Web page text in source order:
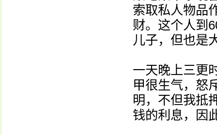
索取私人物品
财。这个人到
儿子，但也是
一天晚上三更
甲很生气，怒
明，不但我抵
钱的利息，因